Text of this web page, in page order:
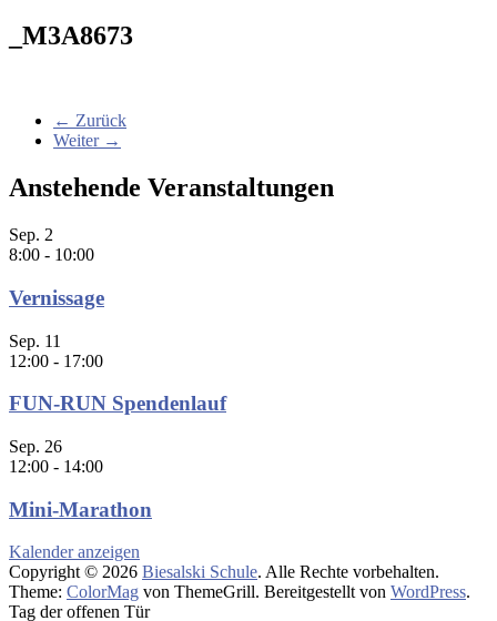
_M3A8673
← Zurück
Weiter →
Anstehende Veranstaltungen
Sep. 2
8:00 - 10:00
Vernissage
Sep. 11
12:00 - 17:00
FUN-RUN Spendenlauf
Sep. 26
12:00 - 14:00
Mini-Marathon
Kalender anzeigen
Copyright © 2026 Biesalski Schule. Alle Rechte vorbehalten.
Theme: ColorMag von ThemeGrill. Bereitgestellt von WordPress.
Tag der offenen Tür